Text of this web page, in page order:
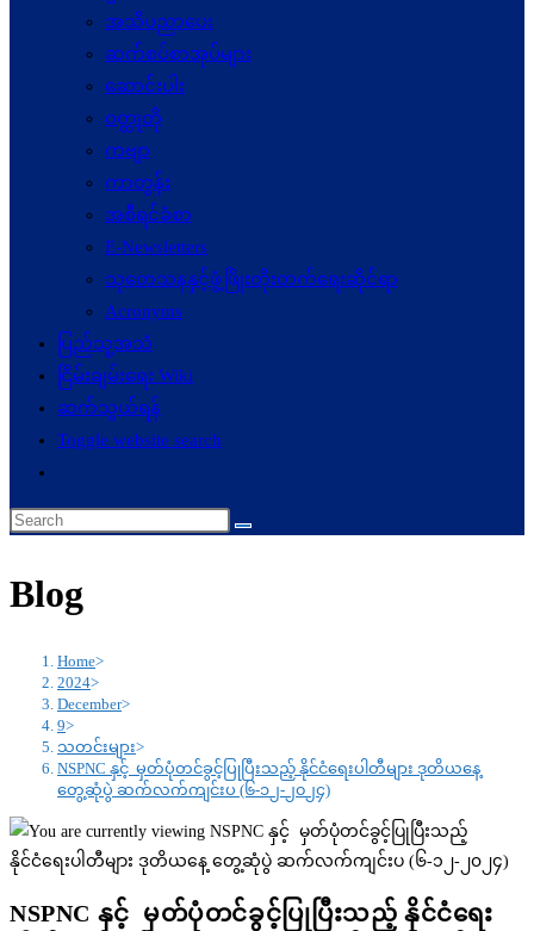
အသိပညာပေး
ဆက်စပ်စာအုပ်များ
ဆောင်းပါး
ဝတ္ထုတို
ကဗျာ
ကာတွန်း
အစီရင်ခံစာ
E-Newsletters
သုတေသနနှင့်ဖွံ့ဖြိုးတိုးတက်ရေးဆိုင်ရာ
Acronyms
ပြည်သူ့အသံ
ငြိမ်းချမ်းရေး Wiki
ဆက်သွယ်ရန်
Toggle website search
Blog
Home>
2024>
December>
9>
သတင်းများ>
NSPNC နှင့် မှတ်ပုံတင်ခွင့်ပြုပြီးသည့် နိုင်ငံရေးပါတီများ ဒုတိယနေ့
တွေ့ဆုံပွဲ ဆက်လက်ကျင်းပ (၆-၁၂-၂၀၂၄)
NSPNC နှင့် မှတ်ပုံတင်ခွင့်ပြုပြီးသည့် နိုင်ငံရေး